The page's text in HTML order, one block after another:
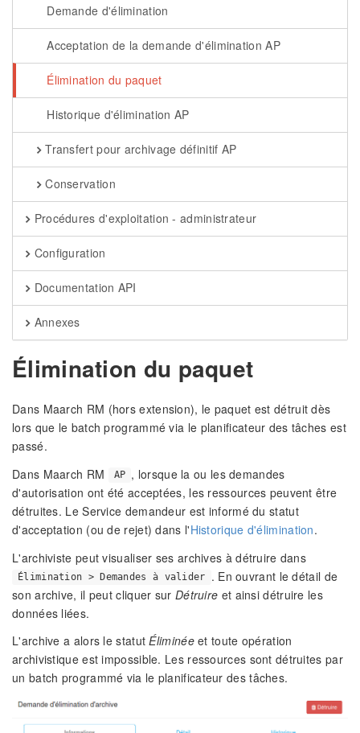
Demande d'élimination
Acceptation de la demande d'élimination AP
Élimination du paquet
Historique d'élimination AP
Transfert pour archivage définitif AP
Conservation
Procédures d'exploitation - administrateur
Configuration
Documentation API
Annexes
Élimination du paquet
Dans Maarch RM (hors extension), le paquet est détruit dès
lors que le batch programmé via le planificateur des tâches est
passé.
Dans Maarch RM
AP , lorsque la ou les demandes
d'autorisation ont été acceptées, les ressources peuvent être
détruites. Le Service demandeur est informé du statut
d'acceptation (ou de rejet) dans l'Historique d'élimination.
L'archiviste peut visualiser ses archives à détruire dans
Élimination > Demandes à valider
. En ouvrant le détail de
son archive, il peut cliquer sur Détruire et ainsi détruire les
données liées.
L'archive a alors le statutÉliminéeet toute opération
archivistique est impossible. Les ressources sont détruites par
un batch programmé via le planificateur des tâches.